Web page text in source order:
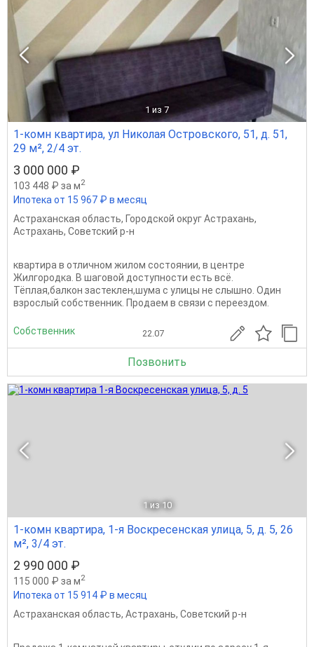
1 из 7
1-комн квартира, ул Николая Островского, 51, д. 51,
29 м², 2/4 эт.
3 000 000 ₽
103 448 ₽ за м2
Ипотека от 15 967 ₽ в месяц
Астраханская область, Городской округ Астрахань,
Астрахань, Советский р-н
квартира в отличном жилом состоянии, в центре
Жилгородка. В шаговой доступности есть всё.
Тёплая,балкон застеклен,шума с улицы не слышно. Один
взрослый собственник. Продаем в связи с переездом.
Собственник 22.07
Позвонить
1 из 10
1-комн квартира, 1-я Воскресенская улица, 5, д. 5, 26
м², 3/4 эт.
2 990 000 ₽
115 000 ₽ за м2
Ипотека от 15 914 ₽ в месяц
Астраханская область, Астрахань, Советский р-н